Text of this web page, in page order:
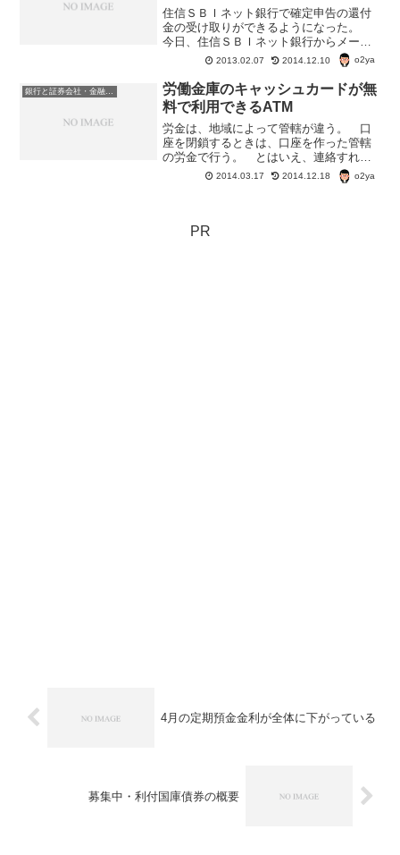
住信ＳＢＩネット銀行で確定申告の還付
金の受け取りができるようになった。
今日、住信ＳＢＩネット銀行からメール
が届いた。 メールの内容は以下のとお
り。住信ＳＢＩネット銀行確定申告還付
金受け取りキャンペーン“2013年1月15日
（火）から確定申...
2013.02.07 2014.12.10 o2ya
労働金庫のキャッシュカードが無
料で利用できるATM
労金は、地域によって管轄が違う。 口
座を閉鎖するときは、口座を作った管轄
の労金で行う。 とはいえ、連絡すれば
書類を郵送してくれるので、まあ、そん
なに問題ではない。 管轄違いの労金ど
2014.03.17 2014.12.18 o2ya
PR
4月の定期預金金利が全体に下がっている
募集中・利付国庫債券の概要